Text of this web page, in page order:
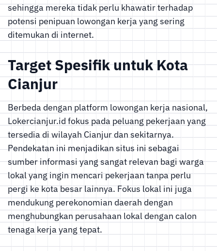
sehingga mereka tidak perlu khawatir terhadap
potensi penipuan lowongan kerja yang sering
ditemukan di internet.
Target Spesifik untuk Kota
Cianjur
Berbeda dengan platform lowongan kerja nasional,
Lokercianjur.id fokus pada peluang pekerjaan yang
tersedia di wilayah Cianjur dan sekitarnya.
Pendekatan ini menjadikan situs ini sebagai
sumber informasi yang sangat relevan bagi warga
lokal yang ingin mencari pekerjaan tanpa perlu
pergi ke kota besar lainnya. Fokus lokal ini juga
mendukung perekonomian daerah dengan
menghubungkan perusahaan lokal dengan calon
tenaga kerja yang tepat.